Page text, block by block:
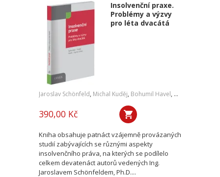
Insolvenční praxe.
Problémy a výzvy
pro léta dvacátá
Jaroslav Schönfeld, Michal Kuděj, Bohumil Havel, Petr Sprinz
390,00 Kč
Kniha obsahuje patnáct vzájemně provázaných
studií zabývajících se různými aspekty
insolvenčního práva, na kterých se podílelo
celkem devatenáct autorů vedených Ing.
Jaroslavem Schönfeldem, Ph.D....